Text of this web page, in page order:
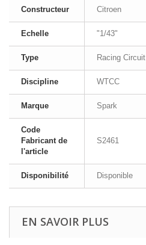
Constructeur Citroen
Echelle "1/43"
Type Racing Circuit
Discipline WTCC
Marque Spark
Code
Fabricant de
l'article
S2461
Disponibilité Disponible
EN SAVOIR PLUS